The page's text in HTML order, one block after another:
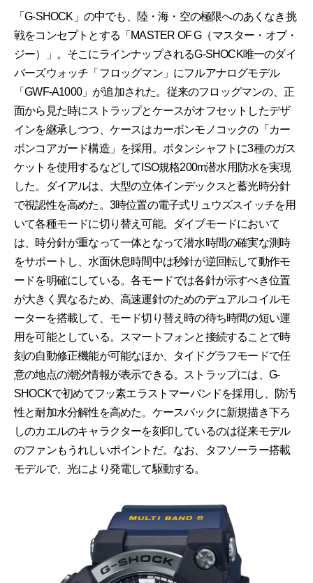
「G-SHOCK」の中でも、陸・海・空の極限へのあくなき挑
戦をコンセプトとする「MASTER OF G（マスター・オブ・
ジー）」。そこにラインナップされるG-SHOCK唯一のダイ
バーズウォッチ「フロッグマン」にフルアナログモデル
「GWF-A1000」が追加された。従来のフロッグマンの、正
面から見た時にストラップとケースがオフセットしたデザ
インを継承しつつ、ケースはカーボンモノコックの「カー
ボンコアガード構造」を採用。ボタンシャフトに3種のガス
ケットを使用するなどしてISO規格200m潜水用防水を実現
した。ダイアルは、大型の立体インデックスと蓄光時分針
で視認性を高めた。3時位置の電子式リュウズスイッチを用
いて各種モードに切り替え可能。ダイブモードにおいて
は、時分針が重なって一体となって潜水時間の確実な測時
をサポートし、水面休息時間中は秒針が逆回転して動作モ
ードを明確にしている。各モードでは各針が示すべき位置
が大きく異なるため、高速運針のためのデュアルコイルモ
ーターを搭載して、モード切り替え時の待ち時間の短い運
用を可能としている。スマートフォンと接続することで時
刻の自動修正機能が可能なほか、タイドグラフモードで任
意の地点の潮汐情報が表示できる。ストラップには、G-
SHOCKで初めてフッ素エラストマーバンドを採用し、防汚
性と耐加水分解性を高めた。ケースバックに新規描き下ろ
しのカエルのキャラクターを刻印しているのは従来モデル
のファンもうれしいポイントだ。なお、タフソーラー搭載
モデルで、光により発電して駆動する。